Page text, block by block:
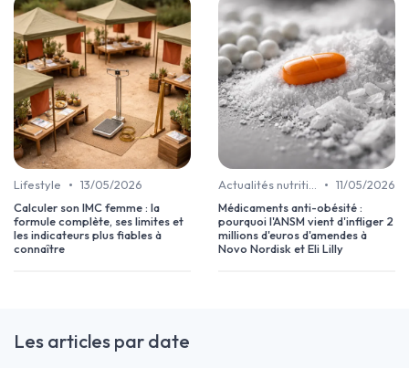
Lifestyle • 13/05/2026
Calculer son IMC femme : la
formule complète, ses limites et
les indicateurs plus fiables à
connaître
Actualités nutrition & minceur • 11/05/2026
Médicaments anti-obésité :
pourquoi l'ANSM vient d'infliger 2
millions d'euros d'amendes à
Novo Nordisk et Eli Lilly
Les articles par date